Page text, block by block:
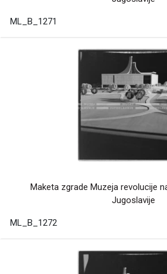
ML_B_1271
Maketa zgrade Muzeja revolucije
Jugoslavije
ML_B_1272